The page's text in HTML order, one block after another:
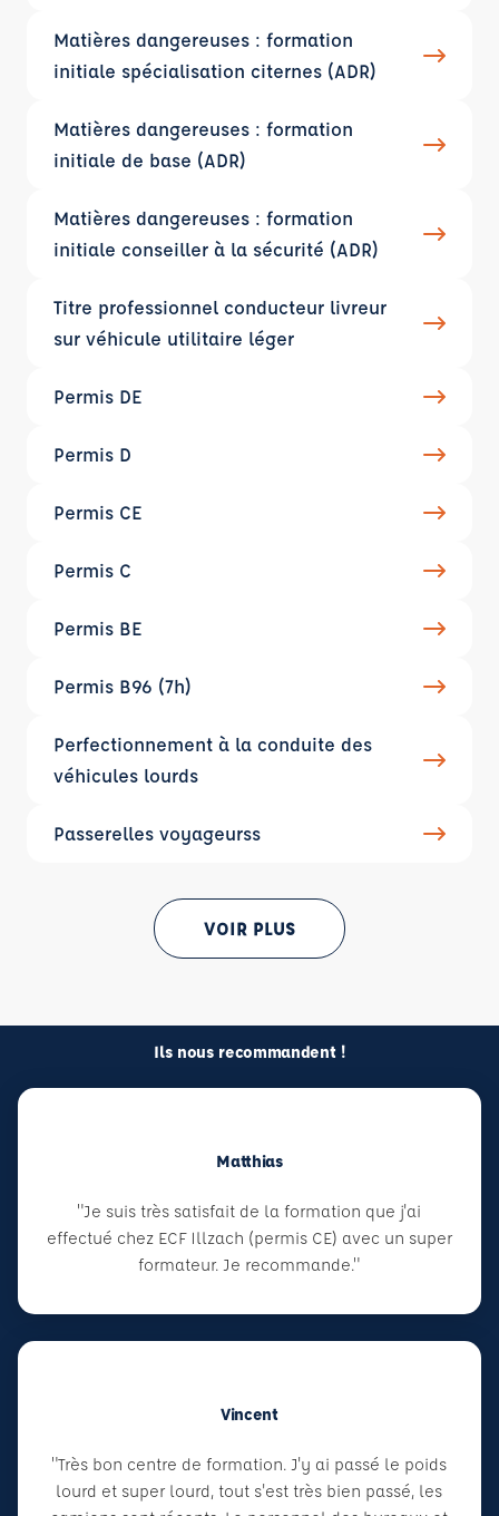
Matières dangereuses : formation
initiale spécialisation citernes (ADR)
Matières dangereuses : formation
initiale de base (ADR)
Matières dangereuses : formation
initiale conseiller à la sécurité (ADR)
Titre professionnel conducteur livreur
sur véhicule utilitaire léger
Permis DE
Permis D
Permis CE
Permis C
Permis BE
Permis B96 (7h)
Perfectionnement à la conduite des
véhicules lourds
Passerelles voyageurss
VOIR PLUS
Ils nous recommandent !
Matthias
"Je suis très satisfait de la formation que j'ai
effectué chez ECF Illzach (permis CE) avec un super
formateur. Je recommande."
Vincent
"Très bon centre de formation. J'y ai passé le poids
lourd et super lourd, tout s'est très bien passé, les